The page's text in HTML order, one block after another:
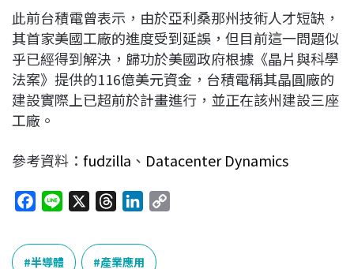
此前台積電曾表示，由於亞利桑那州技術人才短缺，
其首家美國工廠的進度受到延誤，但目前這一問題似
乎已經得到解決，歸功於美國政府根據《晶片與科學
法案》提供的116億美元資金，台積電稱其晶圓廠的
建設實際上已超前於計畫進行，並正在該州建設三座
工廠。
參考資料： fudzilla 、 Datacenter Dynamics
c
e
n
e
r
e
n
k
半導體 產業應用